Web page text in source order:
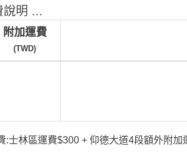
說明 ...
附加運費
(TWD)
士林區運費$300 + 仰德大道4段額外附